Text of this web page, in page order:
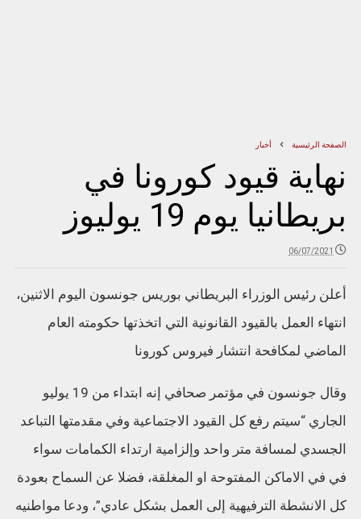
الصفحة الرئيسية أخبار
نهاية قيود كورونا في
بريطانيا يوم 19 يوليوز
06/07/2021
أعلن رئيس الوزراء البريطاني بوريس جونسون اليوم الاثنين،
انتهاء العمل بالقيود القانونية التي اتخذتها حكومته العام
الماضي لمكافحة انتشار فيروس كورونا
وقال جونسون في مؤتمر صحافي إنه ابتداء من 19 يوليو
الجاري “سيتم رفع كل القيود الاجتماعية وفي مقدمتها التباعد
الجسدي لمسافة متر واحد وإلزامية ارتداء الكمامات سواء
في في الاماكن المفتوحة او المغلقة، فضلا عن السماح بعودة
كل الانشطة الترفيهية إلى العمل بشكل عادي”، ودعا مواطنيه